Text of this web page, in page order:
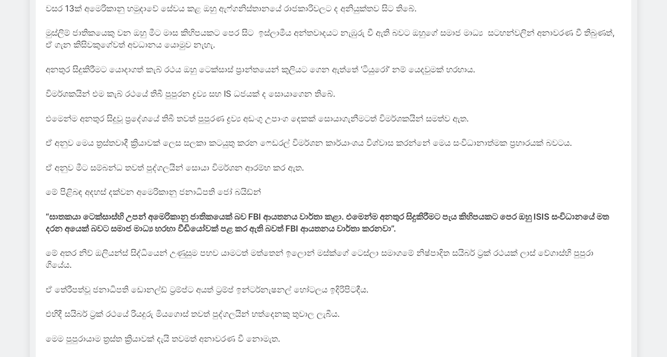
වසර 13ක් අමෙරිකානු හමුදාවේ සේවය කළ ඔහු ඇෆ්ගනිස්තානයේ රාජකාරිවලට ද අනියුක්තව සිට ති‍බේ.
මුස්ලිම් ජාතිකයෙකු වන ඔහු මීට මාස කිහිපයකට පෙර සිට ඉස්ලාමීය අන්තවාදයට නැඹුරු වී ඇති බවට ඔහුගේ සමාජ මාධ්‍ය සටහන්වලින් අනාවරණ වී තිබුණත්,
ඒ ගැන කිසිවකුගේවත් අවධානය යොමුව නැහැ.
අනතුර සිදුකිරීමට යොදාගත් කැබ් රථය ඔහු ටෙක්සාස් ප්‍රාන්තයෙන් කුලියට ගෙන ඇත්තේ ‘ටියුරෝ’ නම් යෙදවුමක් හරහාය.
විමර්ශකයින් එම කැබ් රථයේ තිබී පුපුරන ද්‍රව්‍ය සහ IS ධජයක් ද සොයාගෙන තිබේ.
එමෙන්ම අනතුර සිදුවූ ප්‍රදේශයේ තිබී තවත් පුපුරණ ද්‍රව්‍ය අඩංගු උපාංග දෙකක් සොයාගැනීමටත් විමර්ශකයින් සමත්ව ඇත.
ඒ අනුව මෙය ත්‍රස්තවාදී ක්‍රියාවක් ලෙස සලකා කටයුතු කරන ෆෙඩරල් විමර්ශන කාර්යාංශය විශ්වාස කරන්නේ මෙය සංවිධානාත්මක ප්‍රහාරයක් බවටය.
ඒ අනුව මීට සම්බන්ධ තවත් පුද්ගලයින් සොයා විමර්ශන ආරම්භ කර ඇත.
මේ පිළිබඳ අදහස් දක්වන අමෙරිකානු ජනාධිපති ජෝ බයිඩ්න්
“ඝාතකයා ටෙක්සාස්හි උපන් අමෙරිකානු ජාතිකයෙක් බව FBI ආයතනය වාර්තා කළා. එමෙන්ම අනතුර සිදුකිරීමට පැය කිහිපයකට පෙර ඔහු ISIS සංවිධානයේ මත
දරන අයෙක් බවට සමාජ මාධ්‍ය හරහා වීඩියෝවක් පළ කර ඇති බවත් FBI ආයතනය වාර්තා කරනවා”.
මේ අතර නිව් ඔලියන්ස් සිද්ධියෙන් උණුසුම පහව යාමටත් මත්තෙන් ඉලොන් මස්ක්ගේ ටෙස්ලා සමාගමේ නිෂ්පාදිත සයිබර් ට්‍රක් රථයක් ලාස් වේගාස්හි පුපුරා
ගියේය.
ඒ තේරීපත්වූ ජනාධිපති ඩොනල්ඩ් ට්‍රම්ප්ට අයත් ට්‍රම්ප් ඉන්ටර්නැෂනල් හෝටලය ඉදිරිපිටදීය.
එහිදී සයිබර් ට්‍රක් රථයේ රියදුරු මියගොස් තවත් පුද්ගලයින් හත්දෙනකු තුවාල ලැබීය.
මෙම පුපුරායාම ත්‍රස්ත ක්‍රියාවක් දැයි තවමත් අනාවරණ වී නොමැත.